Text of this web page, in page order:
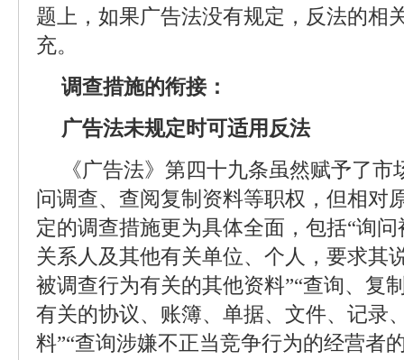
题上，如果广告法没有规定，反法的相
充。
调查措施的衔接：
广告法未规定时可适用反法
《广告法》第四十九条虽然赋予了
问调查、查阅复制资料等职权，但相对
定的调查措施更为具体全面，包括“询
关系人及其他有关单位、个人，要求其
被调查行为有关的其他资料”“查询、复
有关的协议、账簿、单据、文件、记录
料”“查询涉嫌不正当竞争行为的经营者